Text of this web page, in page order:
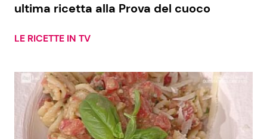
ultima ricetta alla Prova del cuoco
LE RICETTE IN TV